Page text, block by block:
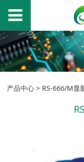
产品中心 > RS-666/M显